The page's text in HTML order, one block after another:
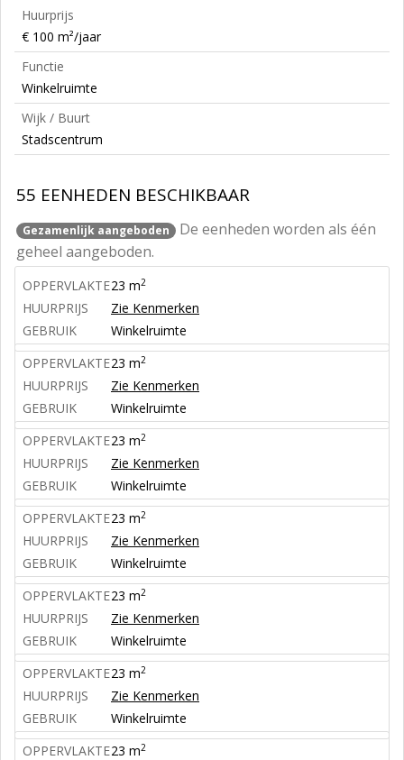
Huurprijs
€ 100 m²/jaar
Functie
Winkelruimte
Wijk / Buurt
Stadscentrum
55 EENHEDEN BESCHIKBAAR
Gezamenlijk aangeboden
De eenheden worden als één
geheel aangeboden.
OPPERVLAKTE23 m2
HUURPRIJS
Zie Kenmerken
GEBRUIK
Winkelruimte
OPPERVLAKTE23 m2
HUURPRIJS
Zie Kenmerken
GEBRUIK
Winkelruimte
OPPERVLAKTE23 m2
HUURPRIJS
Zie Kenmerken
GEBRUIK
Winkelruimte
OPPERVLAKTE23 m2
HUURPRIJS
Zie Kenmerken
GEBRUIK
Winkelruimte
OPPERVLAKTE23 m2
HUURPRIJS
Zie Kenmerken
GEBRUIK
Winkelruimte
OPPERVLAKTE23 m2
HUURPRIJS
Zie Kenmerken
GEBRUIK
Winkelruimte
OPPERVLAKTE23 m2